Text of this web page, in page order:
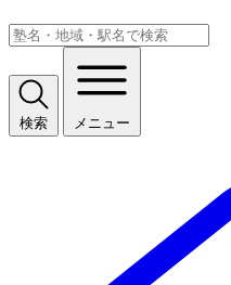
検索 メニュー